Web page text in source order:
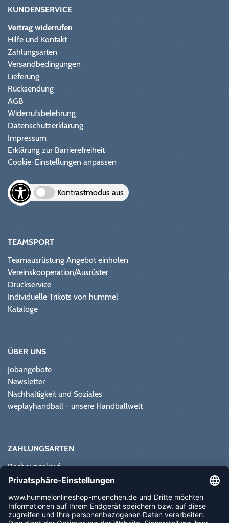
KUNDENSERVICE
Vertrag widerrufen
Hilfe und Kontakt
Zahlungsarten
Versandbedingungen
Lieferung
Rücksendung
AGB
Widerrufsbelehrung
Datenschutzerklärung
Impressum
Erklärung zur Barrierefreiheit
Cookie-Einstellungen anpassen
Kontrastmodus aus
TEAMSPORT
Teamausrüstung Angebot einholen
Vereinskooperation/Ausrüster
Druckservice
Individuelle Trikots von hummel
Kataloge
ÜBER UNS
Jobangebote
Newsletter
Nachhaltigkeit und Soziales
weplayhandball - unsere Handballwelt
ZAHLUNGSARTEN
Rechnungskauf
Paypal
Vorkasse
Sofortüberweisung